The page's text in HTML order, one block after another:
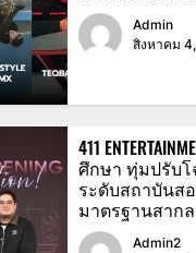
Admin
สิงหาคม
411
ศึกษา ทุ่มปรับโฉ
ระดับสถาบันส
มาตรฐานสาก
Admin2